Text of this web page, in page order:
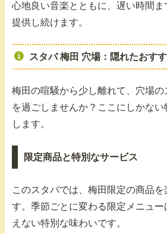
心地良い音楽とともに、遅い時間
提供し続けます。
スタバ 梅田 穴場：隠れたおす
梅田の喧騒から少し離れて、穴場の
を過ごしませんか？ここにしかな
します。
限定商品と特別なサービス
このスタバでは、梅田限定の商品を
す。季節ごとに変わる限定メニュ
えない特別な味わいです。